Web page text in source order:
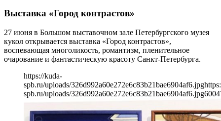
Выставка «Город контрастов»
27 июня в Большом выставочном зале Петербургского музея
кукол открывается выставка «Город контрастов»,
воспевающая многоликость, романтизм, пленительное
очарование и фантастическую красоту Санкт-Петербурга.
https://kuda-
spb.ru/uploads/326d992a60e272e6c83b21bae6904af6.jpg
spb.ru/uploads/326d992a60e272e6c83b21bae6904af6.jpg600